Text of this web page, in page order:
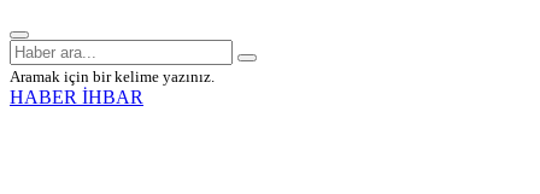
Aramak için bir kelime yazınız.
HABER İHBAR